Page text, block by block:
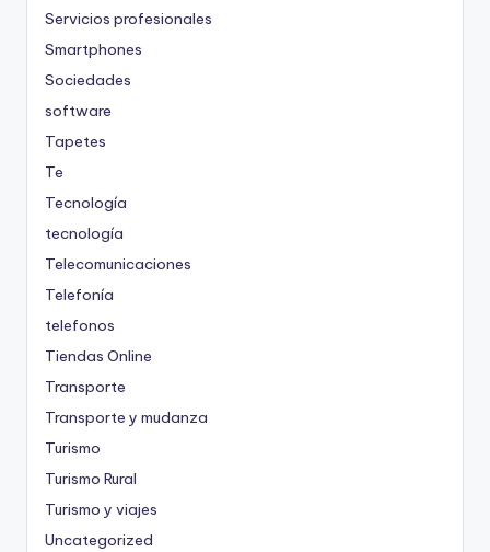
Servicios profesionales
Smartphones
Sociedades
software
Tapetes
Te
Tecnología
tecnología
Telecomunicaciones
Telefonía
telefonos
Tiendas Online
Transporte
Transporte y mudanza
Turismo
Turismo Rural
Turismo y viajes
Uncategorized